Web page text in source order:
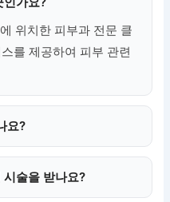
위치한 피부과 전문 클
를 제공하여 피부 관련
요?
술을 받나요?